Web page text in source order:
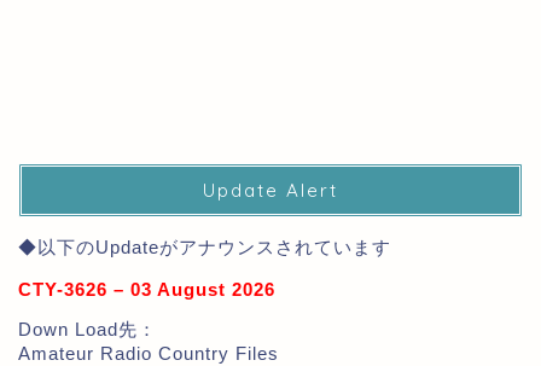
Update Alert
◆以下のUpdateがアナウンスされています
CTY-3626 – 03 August 2026
Down Load先：
Amateur Radio Country Files